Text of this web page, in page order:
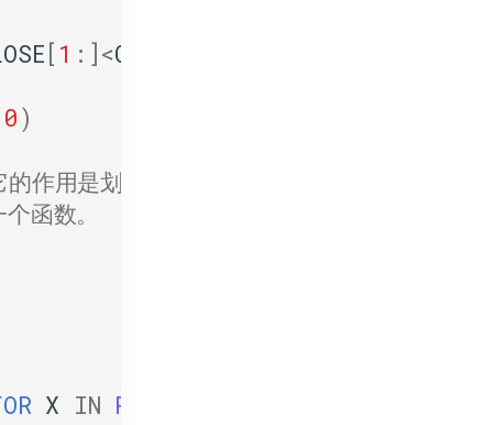
[ 1 :] <CLOSE
0)
作用是划分数组中
函数。
X IN RANGE